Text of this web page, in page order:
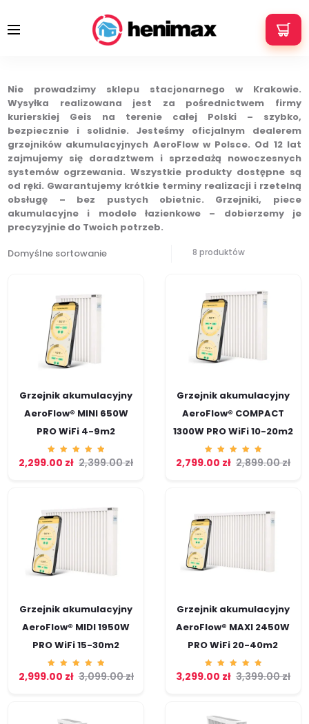
Ogrzewanie elektryczne Kraków
Strona główna Ogrzewanie elektryczne Kraków
Nie prowadzimy sklepu stacjonarnego w Krakowie.
Wysyłka realizowana jest za pośrednictwem firmy
kurierskiej Geis na terenie całej Polski – szybko,
bezpiecznie i solidnie. Jesteśmy oficjalnym dealerem
grzejników akumulacyjnych AeroFlow w Polsce. Od 12 lat
zajmujemy się doradztwem i sprzedażą nowoczesnych
systemów ogrzewania. Wszystkie produkty dostępne są
od ręki. Gwarantujemy krótkie terminy realizacji i rzetelną
obsługę – bez pustych obietnic. Grzejniki, piece
akumulacyjne i modele łazienkowe – dobierzemy je
precyzyjnie do Twoich potrzeb.
8 produktów
Grzejnik akumulacyjny
AeroFlow® MINI 650W
PRO WiFi 4-9m2
Ocenion
o2,399.00zł
2,299.00 zł
Grzejnik akumulacyjny
AeroFlow® COMPACT
1300W PRO WiFi 10-20m2
Ocenion
o2,899.00zł
2,799.00 zł
Grzejnik akumulacyjny
AeroFlow® MIDI 1950W
PRO WiFi 15-30m2
Ocenion
o3,099.00zł
2,999.00 zł
Grzejnik akumulacyjny
AeroFlow® MAXI 2450W
PRO WiFi 20-40m2
Ocenion
o3,399.00zł
3,299.00 zł